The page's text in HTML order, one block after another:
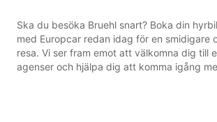
Ska du besöka Bruehl snart? Boka din
med Europcar redan idag för en smidigare
resa. Vi ser fram emot att välkomna dig till
agenser och hjälpa dig att komma igång